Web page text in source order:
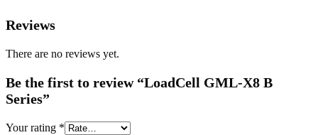
Reviews
There are no reviews yet.
Be the first to review “LoadCell GML-X8 B
Series”
Your rating *